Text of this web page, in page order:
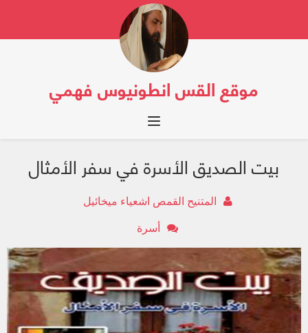
موقع القس انطونيوس فهمي
Toggle navigation
بيت الصديق الأسرة في سفر الأمثال
المتنيح القمص اشعياء ميخائيل
أسرة